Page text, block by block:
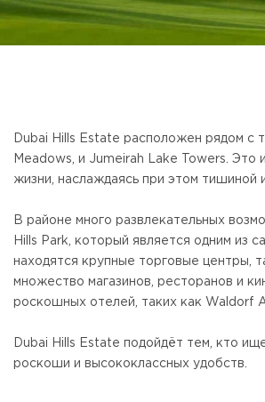
Dubai Hills Estate расположен рядом с
Meadows, и Jumeirah Lake Towers. Это
жизни, наслаждаясь при этом тишиной
В районе много развлекательных
Hills Park, который является одним из
находятся крупные торговые центры,
множество магазинов, ресторанов и
роскошных отелей, таких как Waldorf
Dubai Hills Estate подойдёт тем, кто
роскоши и высококлассных удобств.